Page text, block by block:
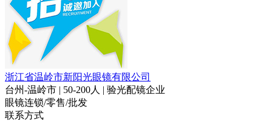
浙江省温岭市新阳光眼镜有限公司
台州-温岭市 | 50-200人 | 验光配镜企业
眼镜连锁/零售/批发
联系方式